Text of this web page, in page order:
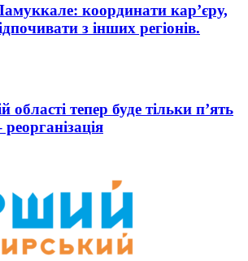
координати кар’єру,
з інших регіонів.
тепер буде тільки п’ять